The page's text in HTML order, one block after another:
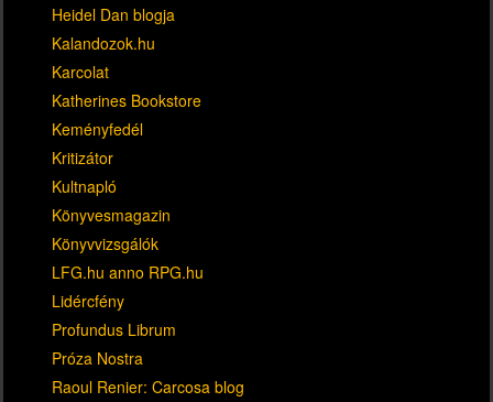
Heidel Dan blogja
Kalandozok.hu
Karcolat
Katherines Bookstore
Keményfedél
Kritizátor
Kultnapló
Könyvesmagazin
Könyvvizsgálók
LFG.hu anno RPG.hu
Lidércfény
Profundus Librum
Próza Nostra
Raoul Renier: Carcosa blog